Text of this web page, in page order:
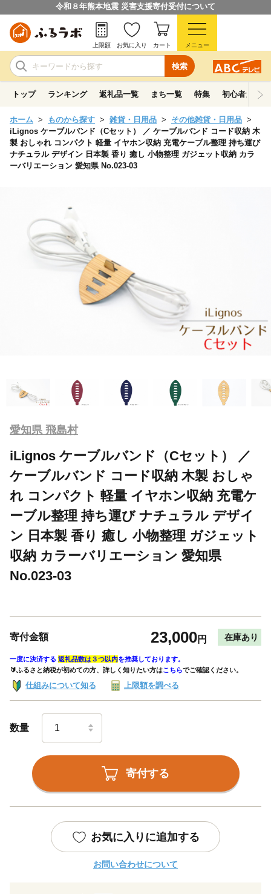
令和８年熊本地震 災害支援寄付受付について
検索
上限額 お気に入り カート メニュー
トップ ランキング 返礼品一覧 まち一覧 特集 初心者ガイド
ホーム ものから探す 雑貨・日用品
その他雑貨・日用品
iLignos ケーブルバンド（Cセット） ／ ケーブルバンド コード収納 木
製 おしゃれ コンパクト 軽量 イヤホン収納 充電ケーブル整理 持ち運び
ナチュラル デザイン 日本製 香り 癒し 小物整理 ガジェット収納 カラ
ーバリエーション 愛知県 No.023-03
愛知県 飛島村
iLignos ケーブルバンド（Cセット） ／
ケーブルバンド コード収納 木製 おしゃ
れ コンパクト 軽量 イヤホン収納 充電ケ
ーブル整理 持ち運び ナチュラル デザイ
ン 日本製 香り 癒し 小物整理 ガジェット
収納 カラーバリエーション 愛知県
No.023-03
寄付金額 23,000円 在庫あり
一度に決済する 返礼品数は３つ以内を推奨しております。
🔰ふるさと納税が初めての方、詳しく知りたい方はこちらでご確認ください。
仕組みについて知る 上限額を調べる
数量
寄付する
お気に入りに追加する
お問い合わせについて